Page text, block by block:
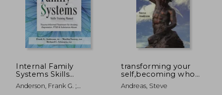
5%
dcto.
5%
dcto.
Internal Family
Systems Skills
Training Manual:
Trauma-Informed
Anderson, Frank G. ;
transforming your
self,becoming who
you want to be (en
Inglés)
Andreas, Steve